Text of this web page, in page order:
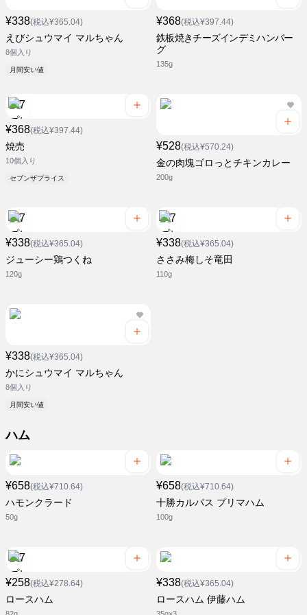
¥338(税込¥365.04)
えびシュウマイ マルちゃん
8個入り
月間安い値
¥368(税込¥397.44)
鉄板焼きチーズインデミハンバー
グ
135g
¥368(税込¥397.44)
焼売
10個入り
セブンザプライス
¥528(税込¥570.24)
金の肉塊ゴロっとチキンカレー
200g
¥338(税込¥365.04)
ジューシー鶏つくね
120g
¥338(税込¥365.04)
ささみ梅しそ竜田
110g
¥338(税込¥365.04)
かにシュウマイ マルちゃん
8個入り
月間安い値
ハム
¥658(税込¥710.64)
ハモンクラード
50g
¥658(税込¥710.64)
十勝カルパス プリマハム
100g
¥258(税込¥278.64)
ロースハム
¥338(税込¥365.04)
ロースハム 伊藤ハム